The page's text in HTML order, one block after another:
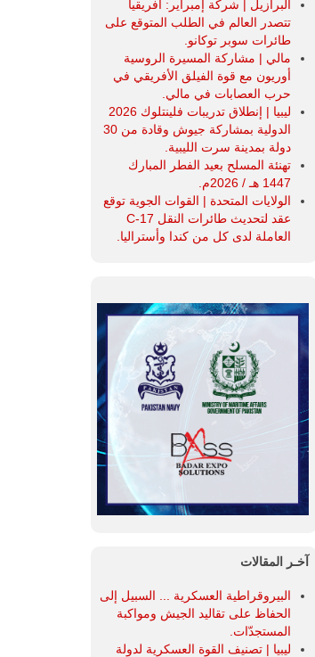
البرازيل | شركة إمبراير: أفريقيا
تتصدر العالم في الطلب المتوقع على
طائرات سوبر توكانو.
مالي | مشاركة المسيرة الروسية
أوريون مع قوة الفيلق الأفريقي في
حرب العصابات في مالي.
ليبيا | إنطلاق تدريبات فلينتلوك 2026
الدولية بمشاركة جيوش وقادة من 30
دولة بمدينة سرت الليبية.
تهنئة المسلح بعيد الفطر المبارك
1447 هـ / 2026م.
الولايات المتحدة | القوات الجوية توقع
عقد لتحديث طائرات النقل C-17
العاملة لدى كل من كندا وأستراليا.
آخـر المقالات
البيروقراطية العسكرية ... السبيل إلى
الحفاظ على تقاليد الجيش ومواكبة
المستجدّات.
ليبيا | تصنيف القوة العسكرية لدولة